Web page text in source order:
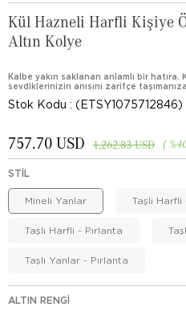
Kül Hazneli Harfli Kişiye
Altın Kolye
Kalbe yakın saklanan anlamlı bir hatıra.
sevdiklerinizin anısını zarifçe
Stok Kodu (ETSY1075712846)
%
1,262.83 USD
757.70 USD
STIL
Mineli Yanlar Taşlı
Taşlı Harfli - Pırlanta
Taşlı Yanlar - Pırlanta
ALTIN RENGI